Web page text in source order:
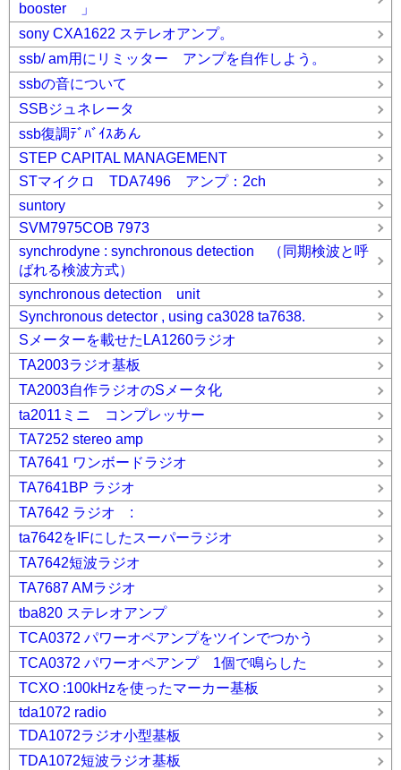
booster 」
sony CXA1622 ステレオアンプ。
ssb/ am用にリミッター アンプを自作しよう。
ssbの音について
SSBジュネレータ
ssb復調ﾃﾞﾊﾞｲｽあん
STEP CAPITAL MANAGEMENT
STマイクロ TDA7496 アンプ：2ch
suntory
SVM7975COB 7973
synchrodyne : synchronous detection （同期検波と呼
ばれる検波方式）
synchronous detection unit
Synchronous detector , using ca3028 ta7638.
Sメーターを載せたLA1260ラジオ
TA2003ラジオ基板
TA2003自作ラジオのSメータ化
ta2011ミニ コンプレッサー
TA7252 stereo amp
TA7641 ワンボードラジオ
TA7641BP ラジオ
TA7642 ラジオ :
ta7642をIFにしたスーパーラジオ
TA7642短波ラジオ
TA7687 AMラジオ
tba820 ステレオアンプ
TCA0372 パワーオペアンプをツインでつかう
TCA0372 パワーオペアンプ 1個で鳴らした
TCXO :100kHzを使ったマーカー基板
tda1072 radio
TDA1072ラジオ小型基板
TDA1072短波ラジオ基板